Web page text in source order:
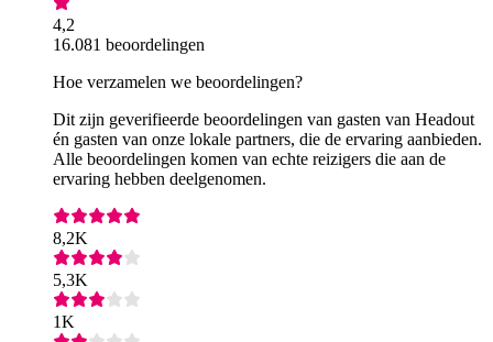
4,2
16.081 beoordelingen
Hoe verzamelen we beoordelingen?
Dit zijn geverifieerde beoordelingen van gasten van Headout
én gasten van onze lokale partners, die de ervaring aanbieden.
Alle beoordelingen komen van echte reizigers die aan de
ervaring hebben deelgenomen.
8,2K
5,3K
1K